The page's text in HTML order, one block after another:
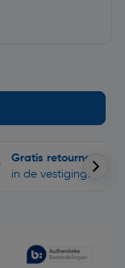
Gratis retourneren
in de vestigingen